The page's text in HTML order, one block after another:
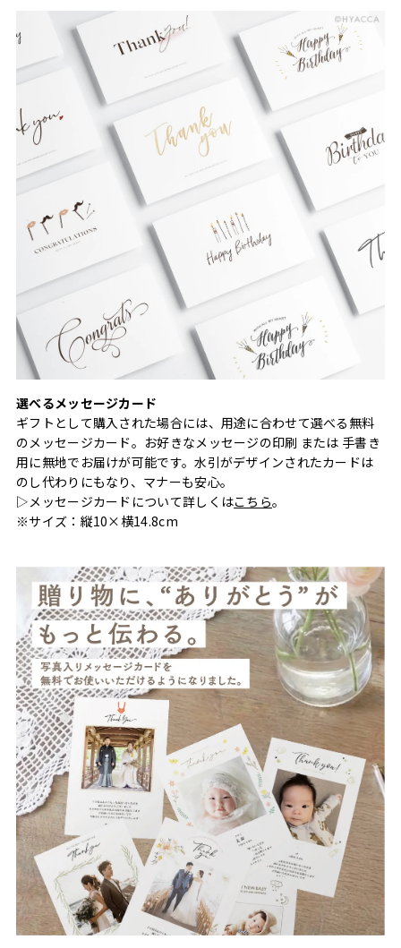
選べるメッセージカード
ギフトとして購入された場合には、用途に合わせて選べる無料
のメッセージカード。お好きなメッセージの印刷 または 手書き
用に無地でお届けが可能です。水引がデザインされたカードは
のし代わりにもなり、マナーも安心。
▷メッセージカードについて詳しくはこちら。
※サイズ：縦10×横14.8cm